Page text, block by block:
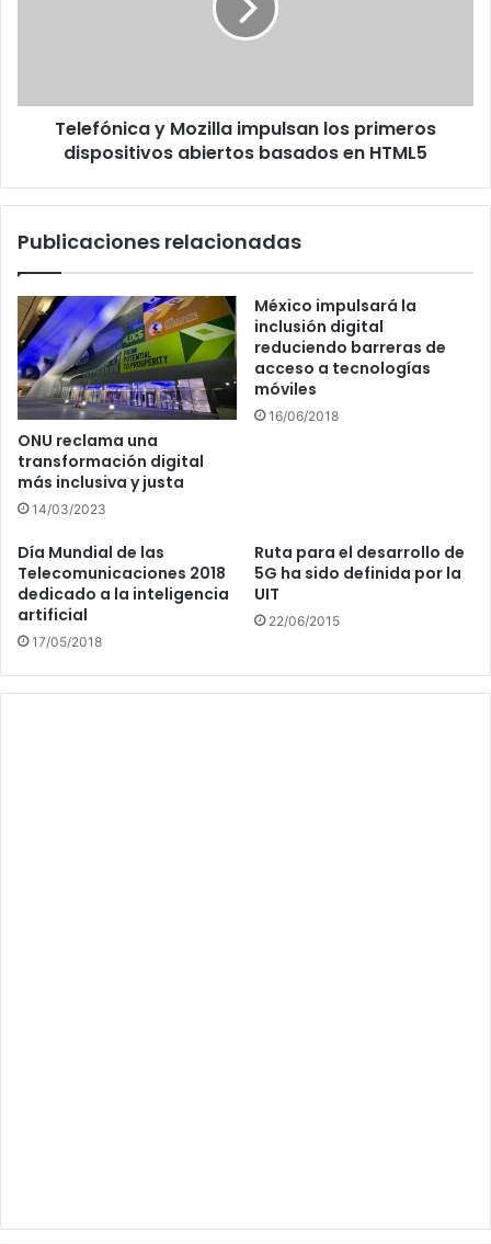
basados
HTML5
Telefónica y Mozilla impulsan los primeros
dispositivos abiertos basados en HTML5
Publicaciones relacionadas
ONU reclama una
transformación digital
más inclusiva y justa
14/03/2023
México impulsará la
inclusión digital
reduciendo barreras de
acceso a tecnologías
móviles
16/06/2018
Día Mundial de las
Telecomunicaciones 2018
dedicado a la inteligencia
artificial
17/05/2018
Ruta para el desarrollo de
5G ha sido definida por la
UIT
22/06/2015